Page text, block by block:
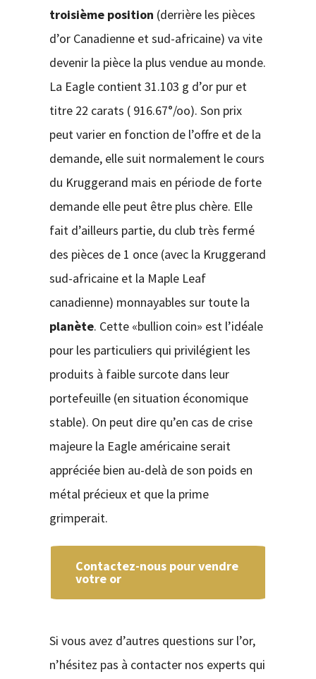
troisième position (derrière les pièces
d’or Canadienne et sud-africaine) va vite
devenir la pièce la plus vendue au monde.
La Eagle contient 31.103 g d’or pur et
titre 22 carats ( 916.67°/oo). Son prix
peut varier en fonction de l’offre et de la
demande, elle suit normalement le cours
du Kruggerand mais en période de forte
demande elle peut être plus chère. Elle
fait d’ailleurs partie, du club très fermé
des pièces de 1 once (avec la Kruggerand
sud-africaine et la Maple Leaf
canadienne) monnayables sur toute la
planète. Cette «bullion coin» est l’idéale
pour les particuliers qui privilégient les
produits à faible surcote dans leur
portefeuille (en situation économique
stable). On peut dire qu’en cas de crise
majeure la Eagle américaine serait
appréciée bien au-delà de son poids en
métal précieux et que la prime
grimperait.
Contactez-nous pour vendre
votre or
Si vous avez d’autres questions sur l’or,
n’hésitez pas à contacter nos experts qui